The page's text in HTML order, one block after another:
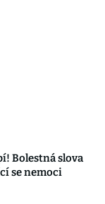
Bolestná slova
se nemoci